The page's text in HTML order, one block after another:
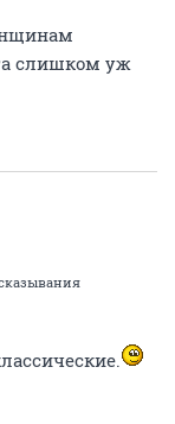
слишком уж